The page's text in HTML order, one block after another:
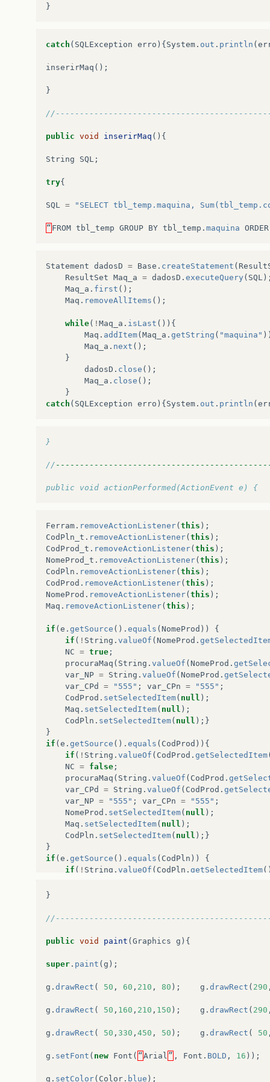
}
catch ( SQLException erro ){System . out . println (
inserirMaq ();
}
public void inserirMaq (){
String SQL ;
try{
SQL = "SELECT tbl_temp.maquina,
“ FROM tbl_temp GROUP BY tbl_temp . maquina ORDER
Statement dadosD = Base . createStatement (
ResultSet Maq_a = dadosD . executeQuery ( SQL
Maq_a . first ();
Maq . removeAllItems ();
while( ! Maq_a . isLast ()){
Maq . addItem(Maq_a . getString ( "maquina"
Maq_a . next ();
}
dadosD . close ();
Maq_a . close ();
}
catch ( SQLException erro ){System . out . println (
}
//
public void actionPerformed(ActionEvent e) {
Ferram . removeActionListener(this );
CodPln_t . removeActionListener(this );
CodProd_t . removeActionListener(this );
NomeProd_t . removeActionListener(this );
CodPln . removeActionListener(this );
CodProd . removeActionListener(this );
NomeProd . removeActionListener(this );
Maq . removeActionListener(this );
if (e . getSource (). equals (NomeProd ))
{
if ( ! String . valueOf (NomeProd .
NC = true ;
procuraMaq ( String . valueOf (NomeProd .
var_NP = String . valueOf (NomeProd .
var_CPd
= "555" ; var_CPn = "555" ;
CodProd . setSelectedItem( null );
Maq . setSelectedItem( null );
CodPln . setSelectedItem( null );}
}
if (e . getSource (). equals ( CodProd )){
if ( ! String . valueOf ( CodProd . getSelectedItem
NC = false ;
procuraMaq ( String . valueOf ( CodProd .
var_CPd
= String . valueOf ( CodProd .
var_NP = "555" ; var_CPn = "555" ;
NomeProd . setSelectedItem( null );
Maq . setSelectedItem( null );
CodPln . setSelectedItem( null );}
}
if (e . getSource (). equals ( CodPln ))
{
if ( ! String . valueOf ( CodPln . getSelectedItem
new
Impressao ();}
if ( e.getSource ().equals NomeProd_t )) {
var_CPd_t
"555" ; var_CPn_t "555";
CodPln_t. setSelectedItem (null
);}
if (e.getSource (). equals
}
public void paint (Graphics g ){
super . paint (g );
g . drawRect ( 50 , 60 , 210 , 80 ); g . drawRect ( 290
g . drawRect ( 50 , 160 , 210 , 150 ); g . drawRect ( 290
g . drawRect ( 50 , 330 , 450 , 50 ); g . drawRect ( 50
g . setFont ( new Font ( “Arial ” , Font . BOLD , 16 ));
g . setColor( Color . blue );